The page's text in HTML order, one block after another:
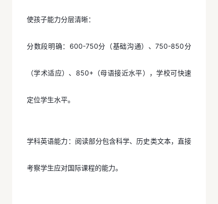
使孩子能力分层清晰：
分数段明确：600-750分（基础沟通）、750-850分
（学术适应）、850+（母语接近水平），学校可快速
定位学生水平。
学科英语能力：阅读部分包含科学、历史类文本，直接
考察学生应对国际课程的能力。